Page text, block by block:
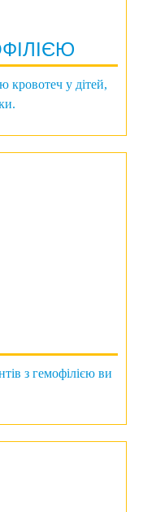
кровотеч у дітей,
з гемофілією ви